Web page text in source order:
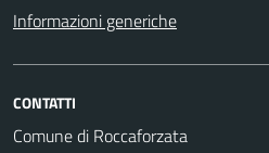
Informazioni generiche
CONTATTI
Comune di Roccaforzata